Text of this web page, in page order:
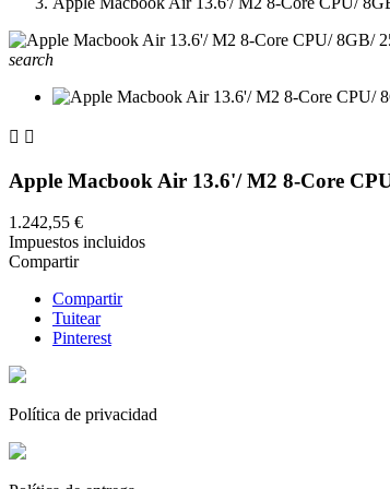
search
 
Apple Macbook Air 13.6'/ M2 8-Core
1.242,55 €
Impuestos incluidos
Compartir
Compartir
Tuitear
Pinterest
Política de privacidad